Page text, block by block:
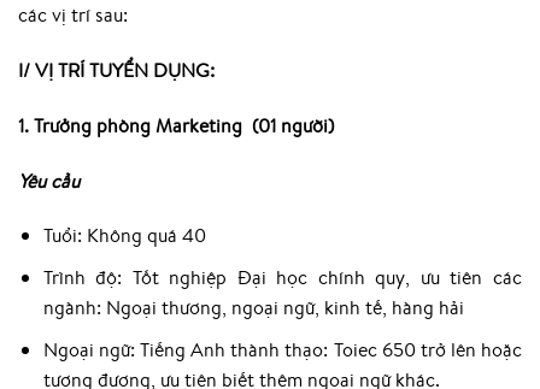
các vị trí sau:
I/ VỊ TRÍ TUYỂN DỤNG:
1. Trưởng phòng Marketing (01 người)
Yêu cầu
Tuổi: Không quá 40
Trình độ: Tốt nghiệp Đại học chính quy, ưu tiên các
ngành: Ngoại thương, ngoại ngữ, kinh tế, hàng hải
Ngoại ngữ: Tiếng Anh thành thạo: Toiec 650 trở lên hoặc
tương đương, ưu tiên biết thêm ngoại ngữ khác.